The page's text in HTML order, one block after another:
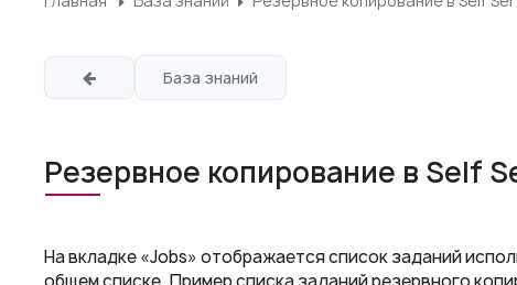
База знаний
Резервное копирование в Self
На вкладке «Jobs» отображается список заданий